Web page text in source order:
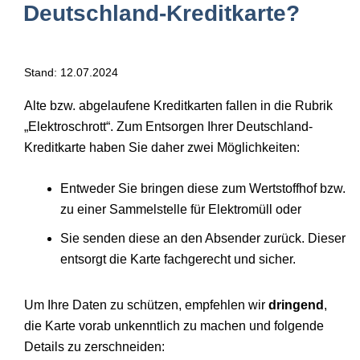
Deutschland-Kreditkarte?
Stand: 12.07.2024
Alte bzw. abgelaufene Kreditkarten fallen in die Rubrik
„Elektroschrott“. Zum Entsorgen Ihrer Deutschland-
Kreditkarte haben Sie daher zwei Möglichkeiten:
Entweder Sie bringen diese zum Wertstoffhof bzw.
zu einer Sammelstelle für Elektromüll oder
Sie senden diese an den Absender zurück. Dieser
entsorgt die Karte fachgerecht und sicher.
Um Ihre Daten zu schützen, empfehlen wir dringend ,
die Karte vorab unkenntlich zu machen und folgende
Details zu zerschneiden: